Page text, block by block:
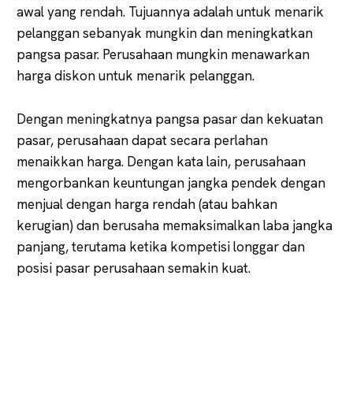
awal yang rendah. Tujuannya adalah untuk menarik
pelanggan sebanyak mungkin dan meningkatkan
pangsa pasar. Perusahaan mungkin menawarkan
harga diskon untuk menarik pelanggan.
Dengan meningkatnya pangsa pasar dan kekuatan
pasar, perusahaan dapat secara perlahan
menaikkan harga. Dengan kata lain, perusahaan
mengorbankan keuntungan jangka pendek dengan
menjual dengan harga rendah (atau bahkan
kerugian) dan berusaha memaksimalkan laba jangka
panjang, terutama ketika kompetisi longgar dan
posisi pasar perusahaan semakin kuat.